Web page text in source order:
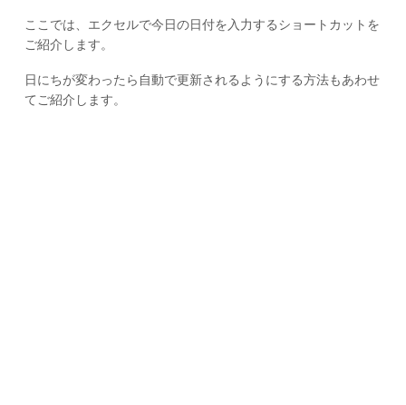
ここでは、エクセルで今日の日付を入力するショートカットを
ご紹介します。
日にちが変わったら自動で更新されるようにする方法もあわせ
てご紹介します。